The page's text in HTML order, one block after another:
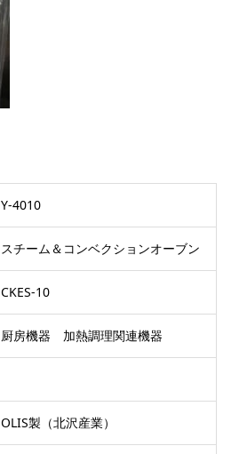
Y-4010
スチーム＆コンベクションオーブン
CKES-10
厨房機器 加熱調理関連機器
OLIS製（北沢産業）